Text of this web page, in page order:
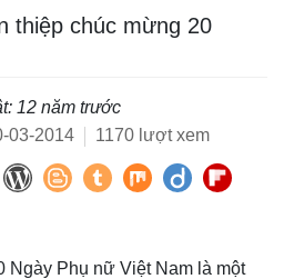
thiệp chúc mừng 20
12 năm trước
03-2014 1170 lượt xem
Ngày Phụ nữ Việt Nam là một